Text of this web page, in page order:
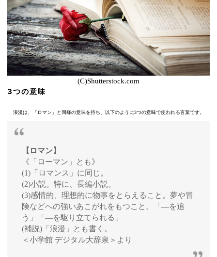
(C)Shutterstock.com
3つの意味
浪漫は、「ロマン」と同様の意味を持ち、以下のように3つの意味で使われる言葉です。
【ロマン】
《「ローマン」とも》
(1)「ロマンス」に同じ。
(2)小説。特に、長編小説。
(3)感情的、理想的に物事をとらえること。夢や冒
険などへの強いあこがれをもつこと。「―を追
う」「―を駆り立てられる」
(補説)「浪漫」とも書く。
＜小学館 デジタル大辞泉＞より